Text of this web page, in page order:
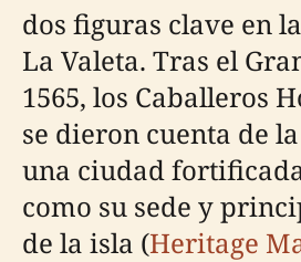
dos figuras clave en
La Valeta. Tras el
1565, los Caballeros
se dieron cuenta de
una ciudad
como su sede y
de la isla (Heritage